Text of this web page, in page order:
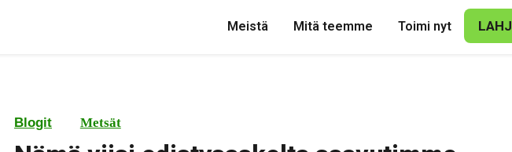
Meistä Mitä teemme Toimi nyt
Blogit Metsät